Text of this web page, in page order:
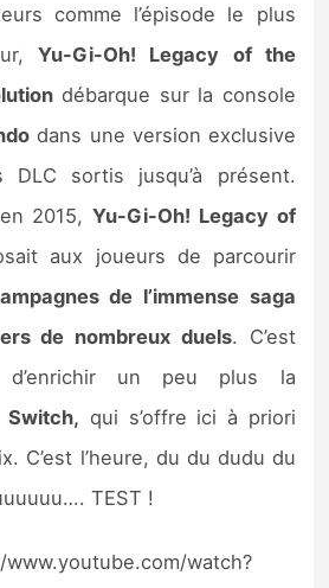
jeux Switch 2
comme l’épisode le plus
Yu-Gi-Oh! Legacy of the
débarque sur la console
dans une version exclusive
sortis jusqu’à présent.
2015,Yu-Gi-Oh! Legacy of
aux joueurs de parcourir
de l’immense saga
de nombreux duels. C’est
d’enrichir un peu plus la
Switch, qui s’offre ici à priori
C’est l’heure, du du dudu du
TEST !
watch?